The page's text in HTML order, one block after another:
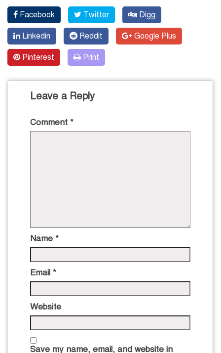
Facebook Twitter Digg
Linkedin Reddit Google Plus
Pinterest Print
Leave a Reply
Comment *
Name *
Email *
Website
Save my name, email, and website in